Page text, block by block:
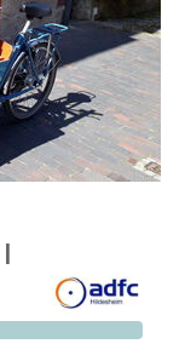
224 €
fehlen noch